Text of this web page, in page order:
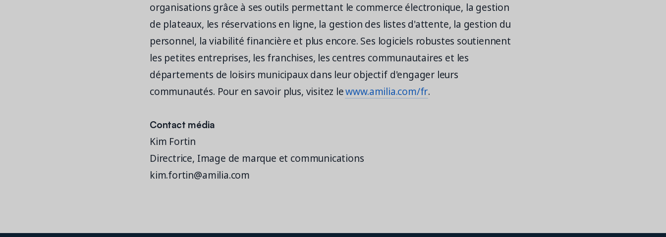
organisations grâce à ses outils permettant le commerce électronique, la gestion
de plateaux, les réservations en ligne, la gestion des listes d'attente, la gestion du
personnel, la viabilité financière et plus encore. Ses logiciels robustes soutiennent
les petites entreprises, les franchises, les centres communautaires et les
départements de loisirs municipaux dans leur objectif d'engager leurs
communautés. Pour en savoir plus, visitez lewww.amilia.com/fr.
Contact média
Kim Fortin
Directrice, Image de marque et communications
kim.fortin@amilia.com